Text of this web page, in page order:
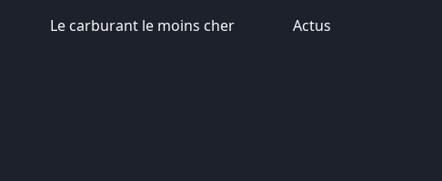
Le carburant le moins cher Actus